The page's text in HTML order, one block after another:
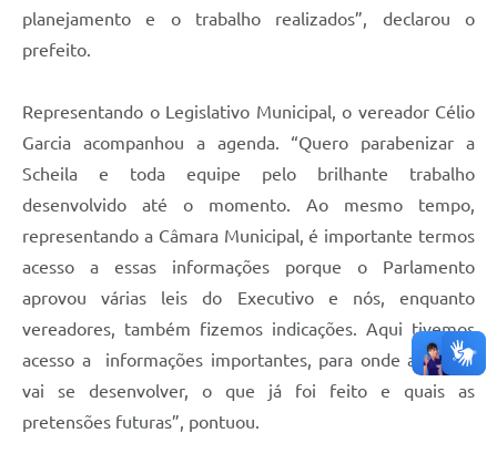
planejamento e o trabalho realizados”, declarou o
prefeito.
Representando o Legislativo Municipal, o vereador Célio
Garcia acompanhou a agenda. “Quero parabenizar a
Scheila e toda equipe pelo brilhante trabalho
desenvolvido até o momento. Ao mesmo tempo,
representando a Câmara Municipal, é importante termos
acesso a essas informações porque o Parlamento
aprovou várias leis do Executivo e nós, enquanto
vereadores, também fizemos indicações. Aqui tivemos
acesso a informações importantes, para onde a cidade
vai se desenvolver, o que já foi feito e quais as
pretensões futuras”, pontuou.